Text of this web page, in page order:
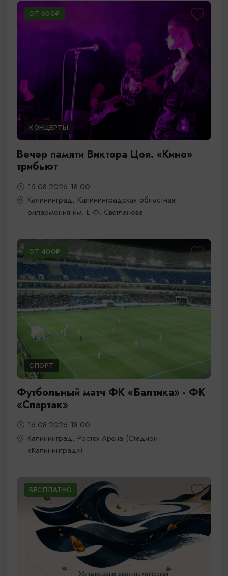
ОТ 600₽
КОНЦЕРТЫ
Вечер памяти Виктора Цоя. «Кино»
трибьют
15.08.2026 18:00
Калининград, Калининградская областная
филармония им. Е.Ф. Светланова
ОТ 400₽
СПОРТ
Футбольный матч ФК «Балтика» - ФК
«Спартак»
16.08.2026 18:00
Калининград, Ростех Арена (Стадион
«Калининград»)
БЕСПЛАТНО